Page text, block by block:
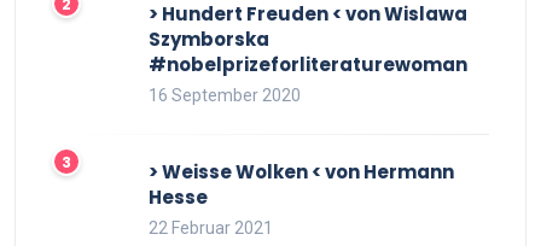
> Hundert Freuden < von Wislawa
Szymborska
#nobelprizeforliteraturewoman
16 September 2020
> Weisse Wolken < von Hermann
Hesse
22 Februar 2021